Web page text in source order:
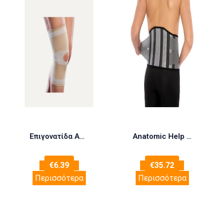
Επιγονατίδα Απλή Με Τρύπα Ελαστική Γκρι – 1502 – XLarge Anatomic Help
€6.39
Περισσότερα
Anatomic Help 6162 High Waist BELT air mesh Ζωνη Οσφύος ONE SIZE
€35.72
Περισσότερα